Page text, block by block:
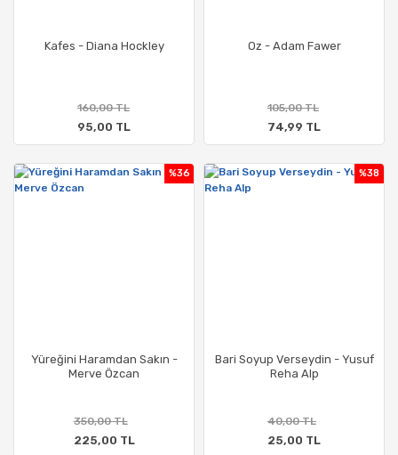
Kafes - Diana Hockley
160,00 TL
95,00 TL
Oz - Adam Fawer
105,00 TL
74,99 TL
Yüreğini Haramdan Sakın -
Merve Özcan
%36
350,00 TL
225,00 TL
Bari Soyup Verseydin - Yusuf
Reha Alp
%38
40,00 TL
25,00 TL